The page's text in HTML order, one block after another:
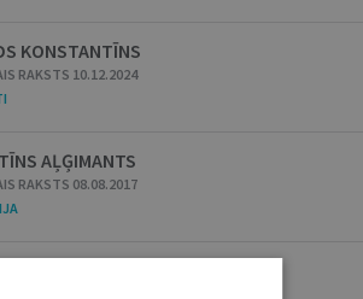
KONSTANTĪNS
RAKSTS 10.12.2024
AĻĢIMANTS
RAKSTS 08.08.2017